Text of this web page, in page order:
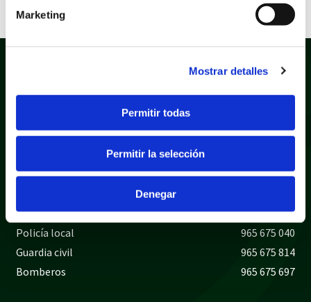
Marketing
Mostrar detalles
Permitir todas
Permitir la selección
Denegar
Política de privacidad
Aviso legal
Política de cookies
Mapa web
Teléfonos de interés
Policía local
965 675 040
Guardia civil
965 675 814
Bomberos
965 675 697